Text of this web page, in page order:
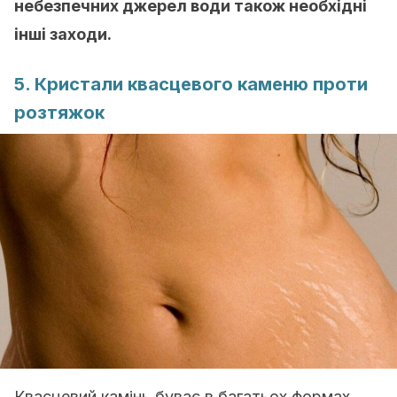
небезпечних джерел води також необхідні
інші заходи.
5. Кристали квасцевого каменю проти
розтяжок